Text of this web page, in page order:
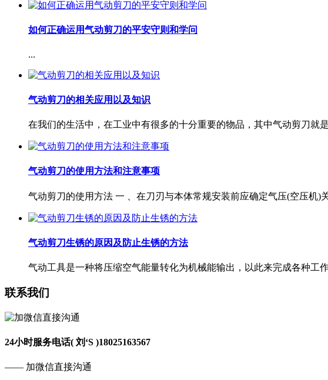
如何正确运用气动剪刀的平安守则和学问
...
气动剪刀的相关应用以及知识
在我们的生活中，在工业中有很多的十分重要的物品，其中气动剪刀就
气动剪刀的使用方法和注意事项
气动剪刀的使用方法 一 、在刀刃与本体常规安装前应确定气压(空压机)
气动剪刀生锈的原因及防止生锈的方法
气动工具是一种将压缩空气能量转化为机械能输出，以此来完成各种工
联系我们
24小时服务电话( 刘‘S )18025163567
—— 加微信直接沟通